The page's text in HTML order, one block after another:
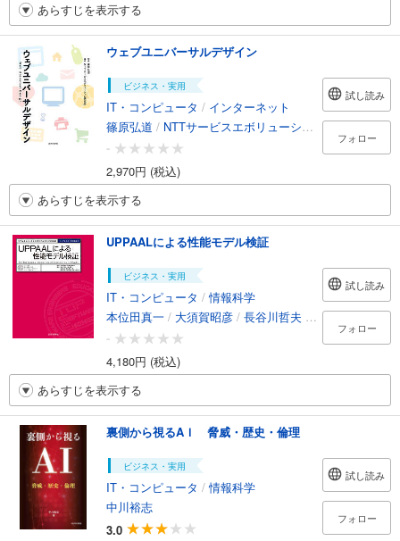
あらすじを表示する
ウェブユニバーサルデザイン
ビジネス・実用
IT・コンピュータ / インターネット
篠原弘道 / NTTサービスエボリューション研究所
-
2,970円 (税込)
試し読み
フォロー
あらすじを表示する
UPPAALによる性能モデル検証
ビジネス・実用
IT・コンピュータ /情報科学
本位田真一 / 大須賀昭彦 / 長谷川哲夫 田原康之/磯部
-
4,180円 (税込)
試し読み
フォロー
あらすじを表示する
裏側から視るAＩ 脅威・歴史・倫理
ビジネス・実用
IT・コンピュータ /情報科学
中川裕志
3.0
試し読み
フォロー